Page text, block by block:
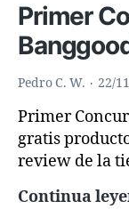
Primer
Pedro C. W. 22/
Primer
gratis
review de la
Continua